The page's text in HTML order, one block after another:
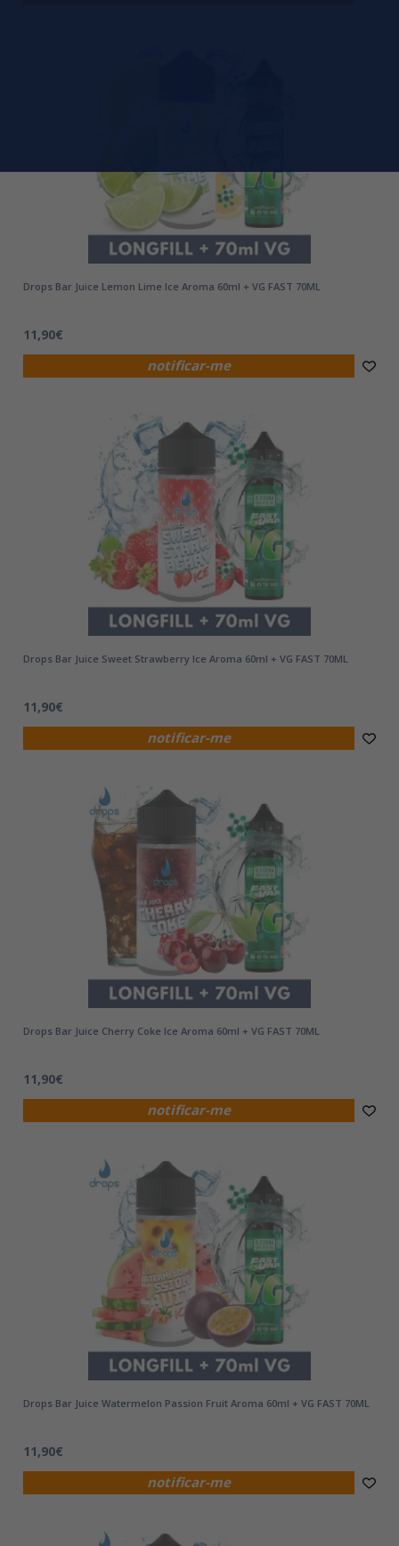
notificar-me
Drops Bar Juice Lemon Lime Ice Aroma 60ml + VG FAST 70ML
11,90€
notificar-me
Drops Bar Juice Sweet Strawberry Ice Aroma 60ml + VG FAST 70ML
11,90€
notificar-me
Drops Bar Juice Cherry Coke Ice Aroma 60ml + VG FAST 70ML
11,90€
notificar-me
Drops Bar Juice Watermelon Passion Fruit Aroma 60ml + VG FAST 70ML
11,90€